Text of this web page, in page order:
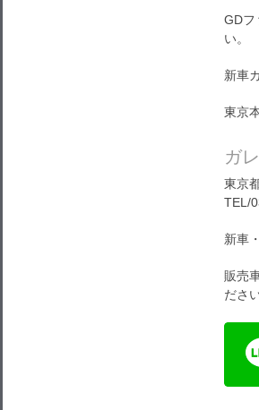
GDフ
い。
新車
東京
ガ
東京
TEL/
新車
販売
ださい